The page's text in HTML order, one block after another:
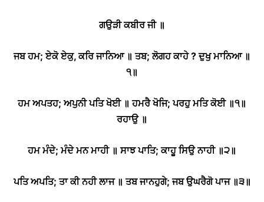
ਗਉੜੀ ਕਬੀਰ ਜੀ ॥
ਜਬ ਹਮ; ਏਕੋ ਏਕੁ, ਕਰਿ ਜਾਨਿਆ ॥ ਤਬ; ਲੋਗਹ ਕਾਹੇ ? ਦੁਖੁ ਮਾਨਿਆ ॥
੧॥
ਹਮ ਅਪਤਹ; ਅਪੁਨੀ ਪਤਿ ਖੋਈ ॥ ਹਮਰੈ ਖੋਜਿ; ਪਰਹੁ ਮਤਿ ਕੋਈ ॥੧॥
ਰਹਾਉ ॥
ਹਮ ਮੰਦੇ; ਮੰਦੇ ਮਨ ਮਾਹੀ ॥ ਸਾਝ ਪਾਤਿ; ਕਾਹੂ ਸਿਉ ਨਾਹੀ ॥੨॥
ਪਤਿ ਅਪਤਿ; ਤਾ ਕੀ ਨਹੀ ਲਾਜ ॥ ਤਬ ਜਾਨਹੁਗੇ; ਜਬ ਉਘਰੈਗੋ ਪਾਜ ॥੩॥